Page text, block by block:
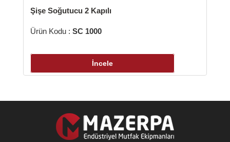
Soğutucu 2 Kapılı
Kodu :SC 1000